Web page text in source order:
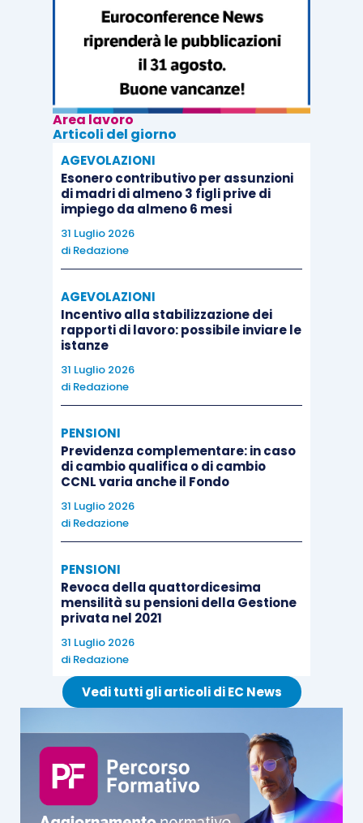
Area lavoro
Articoli del giorno
AGEVOLAZIONI
Esonero contributivo per assunzioni
di madri di almeno 3 figli prive di
impiego da almeno 6 mesi
31 Luglio 2026
di Redazione
AGEVOLAZIONI
Incentivo alla stabilizzazione dei
rapporti di lavoro: possibile inviare le
istanze
31 Luglio 2026
di Redazione
PENSIONI
Previdenza complementare: in caso
di cambio qualifica o di cambio
CCNL varia anche il Fondo
31 Luglio 2026
di Redazione
PENSIONI
Revoca della quattordicesima
mensilità su pensioni della Gestione
privata nel 2021
31 Luglio 2026
di Redazione
Vedi tutti gli articoli di EC News